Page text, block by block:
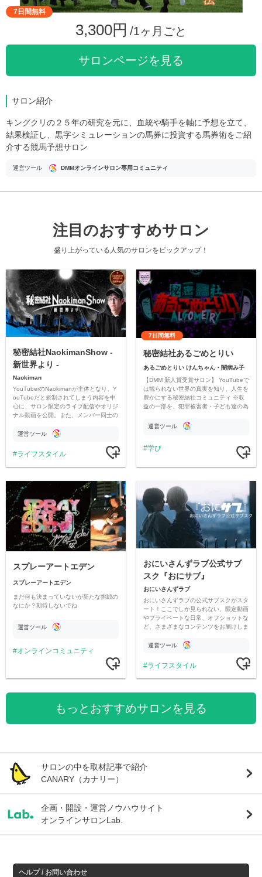
7日間無料
3,300円 /1ヶ月ごと
サロンページを見る
サロン紹介
キングクリの２５年の研究を元に、血統や騎手を軸に予想を立て、
結果検証し、黒字シミュレーションの馬券に投資する馬券術をご紹
介する競馬予想サロン
運営ツール DMMオンラインサロン専用コミュニティ
注目のおすすめサロン
盛り上がっている人気のサロンをピックアップ！
秘密結社NaokimanShow -
新世界より -
Naokiman
YouTuberのNaokimanが主体となり、Y
ouTubeだと規制されてしまう内容を中
心に、サロン限定のライブ配信やオリジ
ナル動画を公開。また、メンバー同士の
ただいています。
運営ツール
ライフスタイル
7日間無料
秘密結社あるごめとりい
あるごめとりい けんちゃん・闇病み子
【DMM 新人賞受賞サロン】 YouTubeで
は観られない世界の真実を知り、人生を
豊かにする秘密結社コミュニティ ※収
益の一部を、犯罪被害者・子ども達の為
す運営ツール
学び
スプレーアートエデン
スプレーアートエデン
まだ何も決まっていないが新たな挑戦の
なにか？期待しないでね
運営ツール
オンラインコミュニティ
おにいさんずラブ公式サブ
スク『おにサブ』
おにいさんずラブ
おにいさんずラブの公式サブスクがスタ
ート！ここでしか見られない、限定動画
やプライベートな日常、オフショットな
ど、さまざまなコンテンツをお届けしま
運営ツール
ライフスタイル
もっとおすすめサロンを見る
サロンの中を取材記事で紹介
CANARY（カナリー）
企画・開設・運営ノウハウサイト
オンラインサロンLab.
ヘルプ / お問い合わせ